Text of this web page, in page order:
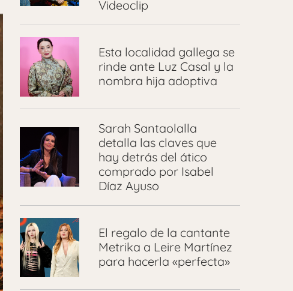
Videoclip
Esta localidad gallega se
rinde ante Luz Casal y la
nombra hija adoptiva
Sarah Santaolalla
detalla las claves que
hay detrás del ático
comprado por Isabel
Díaz Ayuso
El regalo de la cantante
Metrika a Leire Martínez
para hacerla «perfecta»